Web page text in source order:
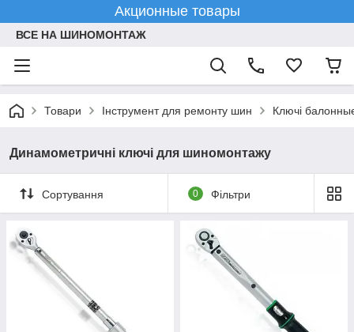
Акционные товары
ВСЕ НА ШИНОМОНТАЖ
Товари Інструмент для ремонту шин Ключі
Динамометричні ключі для шиномонтажу
Сортування 0 Фільтри